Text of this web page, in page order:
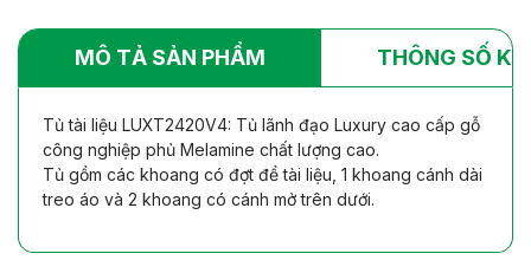
MÔ TẢ SẢN PHẨM THÔNG SỐ
Tủ tài liệu LUXT2420V4: Tủ lãnh đạo Luxury cao cấp gỗ
công nghiệp phủ Melamine chất lượng cao.
Tủ gồm các khoang có đợt để tài liệu, 1 khoang cánh dài
treo áo và 2 khoang có cánh mở trên dưới.